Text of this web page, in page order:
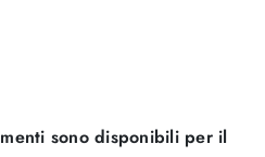
sono disponibili per il